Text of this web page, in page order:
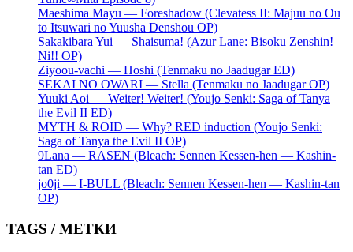
Maeshima Mayu — Foreshadow (Clevatess II: Majuu no Ou
to Itsuwari no Yuusha Denshou OP)
Sakakibara Yui — Shaisuma! (Azur Lane: Bisoku Zenshin!
Ni!! OP)
Ziyoou-vachi — Hoshi (Tenmaku no Jaadugar ED)
SEKAI NO OWARI — Stella (Tenmaku no Jaadugar OP)
Yuuki Aoi — Weiter! Weiter! (Youjo Senki: Saga of Tanya
the Evil II ED)
MYTH & ROID — Why? RED induction (Youjo Senki:
Saga of Tanya the Evil II OP)
9Lana — RASEN (Bleach: Sennen Kessen-hen — Kashin-
tan ED)
jo0ji — I-BULL (Bleach: Sennen Kessen-hen — Kashin-tan
OP)
TAGS / МЕТКИ